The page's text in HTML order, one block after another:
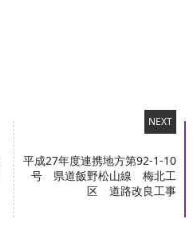
NEXT
平成27年度連携地方第92-1-10
号 県道飯野松山線 梅北工
区 道路改良工事